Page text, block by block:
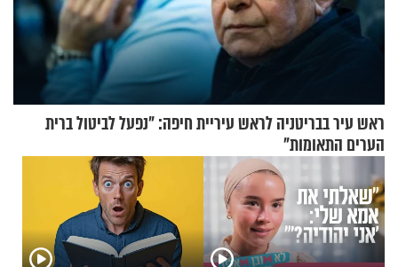
ראש עיר בבריטניה לראש עיריית חיפה: ״נפעל לביטול ברית
הערים התאומות״